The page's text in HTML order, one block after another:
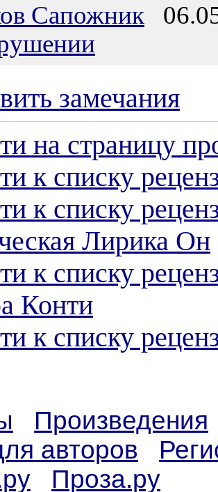
Сапожник
замечания
на страницу
к списку
к списку
Лирика Он
к списку
Конти
к списку
Произведения
авторов
Проза.ру